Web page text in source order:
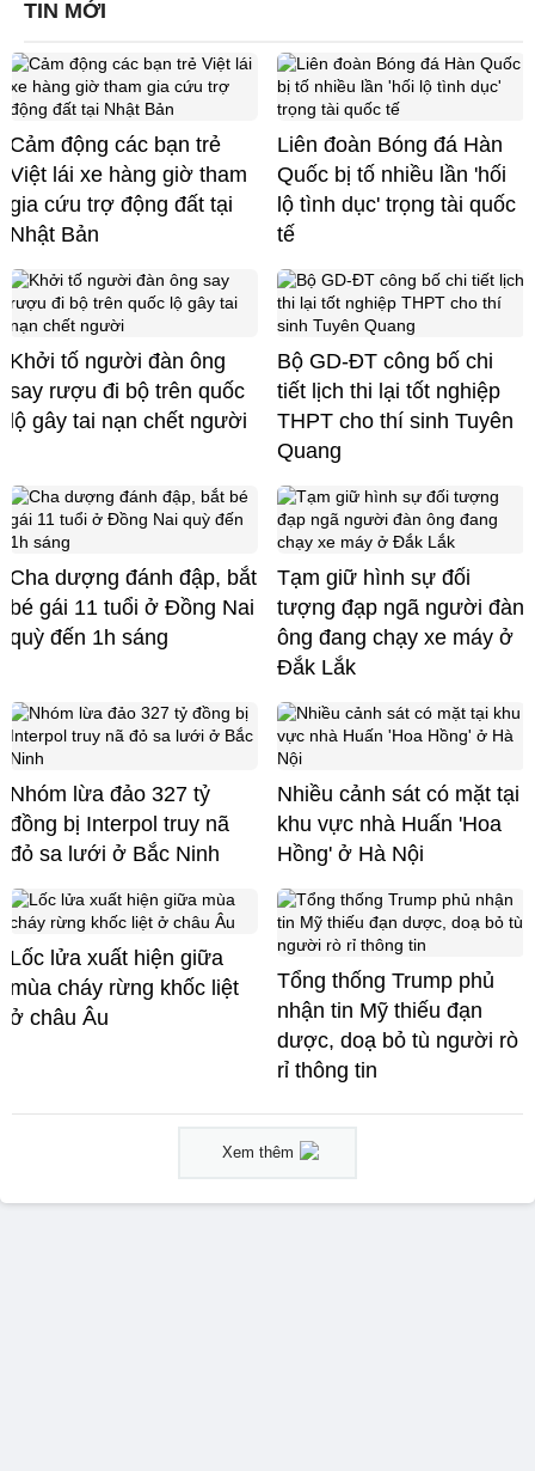
TIN MỚI
Cảm động các bạn trẻ
Việt lái xe hàng giờ tham
gia cứu trợ động đất tại
Nhật Bản
Liên đoàn Bóng đá Hàn
Quốc bị tố nhiều lần 'hối
lộ tình dục' trọng tài quốc
tế
Khởi tố người đàn ông
say rượu đi bộ trên quốc
lộ gây tai nạn chết người
Bộ GD-ĐT công bố chi
tiết lịch thi lại tốt nghiệp
THPT cho thí sinh Tuyên
Quang
Cha dượng đánh đập, bắt
bé gái 11 tuổi ở Đồng Nai
quỳ đến 1h sáng
Tạm giữ hình sự đối
tượng đạp ngã người đàn
ông đang chạy xe máy ở
Đắk Lắk
Nhóm lừa đảo 327 tỷ
đồng bị Interpol truy nã
đỏ sa lưới ở Bắc Ninh
Nhiều cảnh sát có mặt tại
khu vực nhà Huấn 'Hoa
Hồng' ở Hà Nội
Lốc lửa xuất hiện giữa
mùa cháy rừng khốc liệt
ở châu Âu
Tổng thống Trump phủ
nhận tin Mỹ thiếu đạn
dược, doạ bỏ tù người rò
rỉ thông tin
Xem thêm